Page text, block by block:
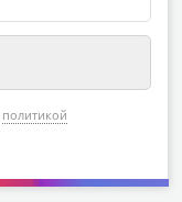
политикой